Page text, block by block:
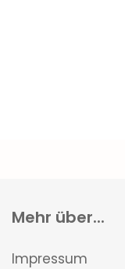
Mehr über...
Impressum